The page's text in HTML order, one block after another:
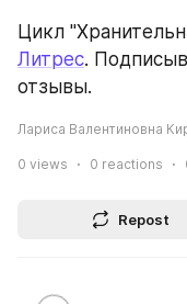
Литрес.
отзывы.
Лариса Валентиновна
0 views 0 reactions
Repost